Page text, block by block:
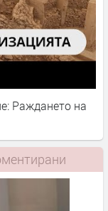
Раждането на